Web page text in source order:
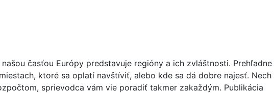
časťou Európy predstavuje regióny a ich zvláštnosti. Prehľadne
ktoré sa oplatí navštíviť, alebo kde sa dá dobre najesť. Nech
sprievodca vám vie poradiť takmer zakaždým. Publikácia